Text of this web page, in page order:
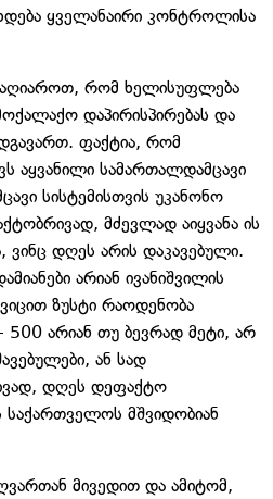
ყველანაირი კონტროლისა
რომ ხელისუფლება
დაპირისპირებას და
ფაქტია, რომ
აყვანილი სამართალდამცავი
სისტემისთვის უკანონო
მძევლად აიყვანა ის
ვინც დღეს არის დაკავებული.
არიან ივანიშვილის
ზუსტი რაოდენობა
500 არიან თუ ბევრად მეტი, არ
ან სად
დღეს დეფაქტო
მშვიდობიან
მივედით და ამიტომ,